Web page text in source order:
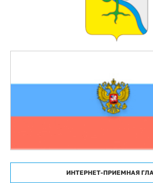
ИНТЕРНЕТ-ПРИЕМНАЯ